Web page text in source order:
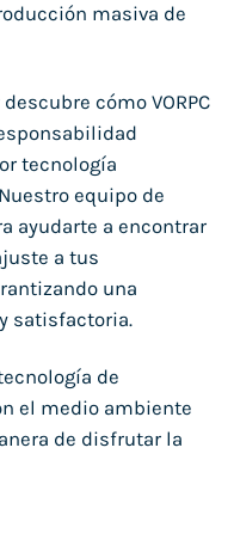
masiva de
cómo VORPC
tecnología
equipo de
ayudarte a encontrar
a tus
una
satisfactoria.
de
el medio ambiente
de disfrutar la